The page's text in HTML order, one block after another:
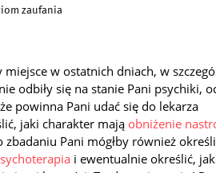
zaufania
w ostatnich dniach, w
odbiły się na stanie Pani psychiki,
powinna Pani udać się do lekarza
jaki charakter mają obniżenie
Pani mógłby również
i ewentualnie określić,